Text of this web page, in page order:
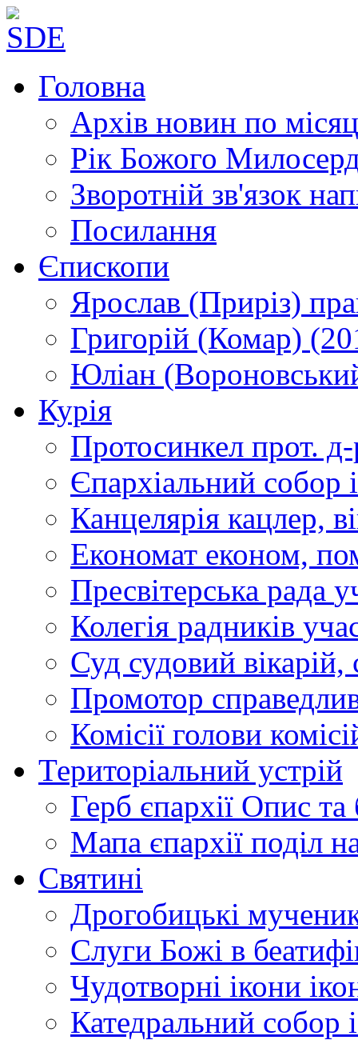
Головна
Архів новин по
Рік Божого
Зворотній зв'язок
Посилання
Єпископи
Ярослав (Приріз)
Григорій (Комар)
Юліан
Курія
Протосинкел прот.
Єпархіальний собор
Канцелярія кацлер,
Економат економ,
Пресвітерська рада
Колегія радників
Суд судовий вікарій,
Промотор
Комісії голови
Територіальний устрій
Герб єпархії Опис та
Мапа єпархії поділ
Святині
Дрогобицькі
Слуги Божі в
Чудотворні ікони
Катедральний собор